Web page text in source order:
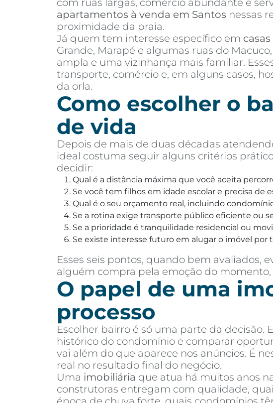
com ruas largas, comércio abundante e
apartamentos à venda em Santos nessas
proximidade da praia.
Já quem tem interesse específico em
Grande, Marapé e algumas ruas do
ampla e uma vizinhança mais familiar.
transporte, comércio e, em alguns casos,
da orla.
Como escolher o
de vida
Depois de mais de duas décadas
ideal costuma seguir alguns critérios
decidir:
Qual é a distância máxima que você aceita
Se você tem filhos em idade escolar e precisa de
Qual é o seu orçamento real, incluindo
Se a rotina exige transporte público eficiente ou
Se a prioridade é tranquilidade residencial ou
Se existe interesse futuro em alugar o imóvel por
Esses seis pontos, quando bem
alguém compra pela emoção do momento,
O papel de uma
processo
Escolher bairro é só uma parte da decisão.
histórico do condomínio e comparar
vai além do que aparece nos anúncios. É
real no resultado final do negócio.
Uma imobiliária que atua há muitos anos
construtoras entregam com qualidade,